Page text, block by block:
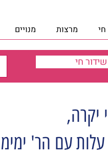
מרצות מנויים
שידור חי
יקרה,
עם הר'